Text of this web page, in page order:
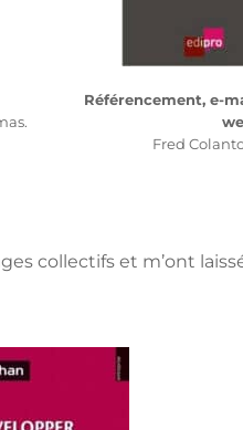
Référencement, e-
Fred
collectifs et m’ont